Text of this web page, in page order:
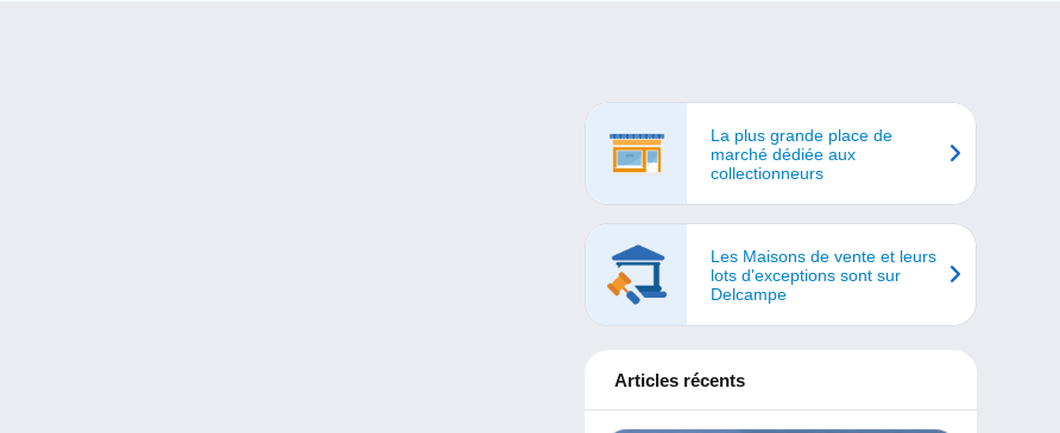
La plus grande place de
marché dédiée aux
collectionneurs
Les Maisons de vente et leurs
lots d'exceptions sont sur
Delcampe
Articles récents